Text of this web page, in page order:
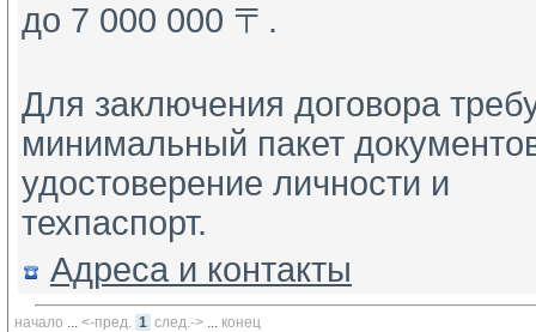
до 7 000 000 〒.
Для заключения договора
минимальный пакет
удостоверение личности и
техпаспорт.
Адреса и контакты
начало ... <-пред. 1 след.-> ... конец